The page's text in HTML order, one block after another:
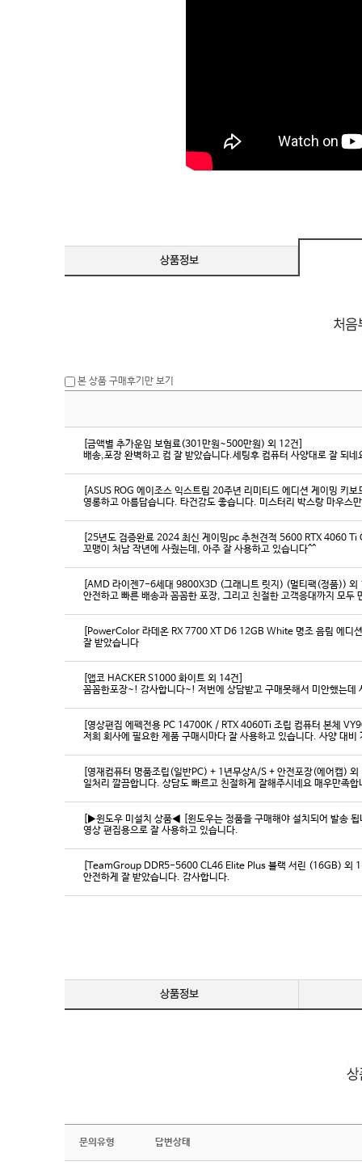
본 상품 구매후기만 보기
[금액별 추가운임 보험료(301만원~500만원) 외 12건]
배송,포장 완벽하고 컴 잘 받았습니다.세팅후 컴퓨터 사양대로 잘 되
[ASUS ROG 에이조스 익스트림 20주년 리미티드 에디션 게이밍 키
영롱하고 아름답습니다. 타건감도 좋습니다. 미스터리 박스랑 마우스
[25년도 검증완료 2024 최신 게이밍pc 추천견적 5600 RTX 4060
꼬맹이 처남 작년에 사줬는데, 아주 잘 사용하고 있습니다^^
[AMD 라이젠7-6세대 9800X3D (그래니트 릿지) (멀티팩(정품)) 외
[PowerColor 라데온 RX 7700 XT D6 12GB White 명조 음림 에디
잘 받았습니다
[앱코 HACKER S1000 화이트 외 14건]
꼼꼼한포장~! 감사합니다~! 저번에 상담받고 구매못해서 미안했는
[영상편집 에펙전용 PC 14700K / RTX 4060Ti 조립 컴퓨터 본체
[영재컴퓨터 명품조립(일반PC) + 1년무상A/S + 안전포장(에어캡)
일처리 깔끔합니다. 상담도 빠르고 친절하게 잘해주시네요 매우만족
[▶윈도우 미설치 상품◀ [윈도우는 정품을 구매해야 설치되어 발송
영상 편집용으로 잘 사용하고 있습니다.
[TeamGroup DDR5-5600 CL46 Elite Plus 블랙 서린 (16GB) 외
안전하게 잘 받았습니다. 감사합니다.
문의유형 답변상태